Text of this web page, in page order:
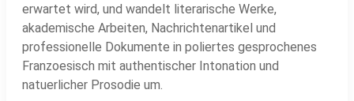
erwartet wird, und wandelt literarische Werke,
akademische Arbeiten, Nachrichtenartikel und
professionelle Dokumente in poliertes gesprochenes
Franzoesisch mit authentischer Intonation und
natuerlicher Prosodie um.